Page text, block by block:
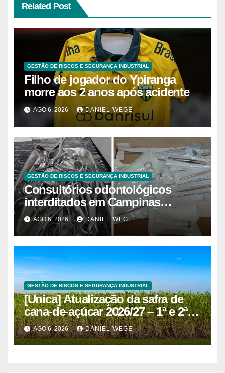
Related Post
GESTÃO DE RISCOS E SEGURANÇA INDUSTRIAL
Filho de jogador do Ypiranga
morre aos 2 anos após acidente
AGO 6, 2026 DANIEL WEGE
GESTÃO DE RISCOS E SEGURANÇA INDUSTRIAL
Consultórios odontológicos
interditados em Campinas
superam 2025
AGO 6, 2026 DANIEL WEGE
GESTÃO DE RISCOS E SEGURANÇA INDUSTRIAL
[Unica] Atualização da safra de
cana-de-açúcar 2026/27 – 1ª e 2ª
quinzenas de junho
AGO 6, 2026 DANIEL WEGE